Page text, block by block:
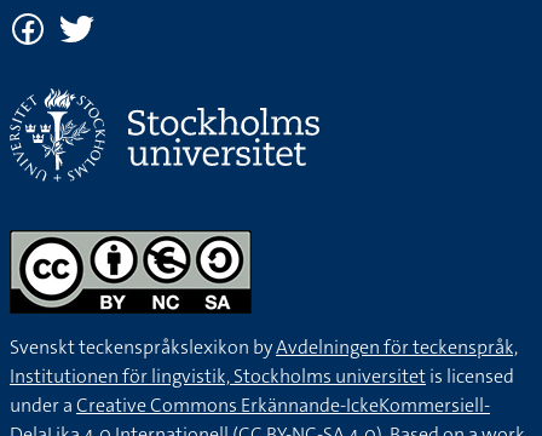
Svenskt teckenspråkslexikon byAvdelningen för teckenspråk,
Institutionen för lingvistik, Stockholms universitetis licensed
under aCreative Commons Erkännande-IckeKommersiell-